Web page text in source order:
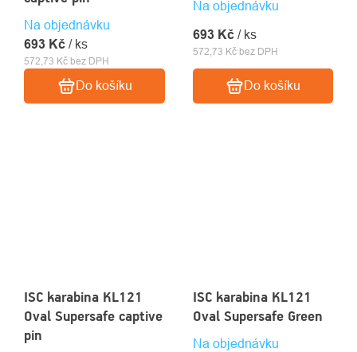
Na objednávku
572,73 Kč bez DPH
693 Kč / ks
Do košíku
Na objednávku
572,73 Kč bez DPH
693 Kč / ks
Do košíku
ISC karabina KL121
Oval Supersafe captive
pin
ISC karabina KL121
Oval Supersafe Green
Na objednávku